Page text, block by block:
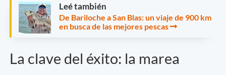
Leé también
De Bariloche a San Blas: un viaje de 900 km
en busca de las mejores pescas
La clave del éxito: la marea